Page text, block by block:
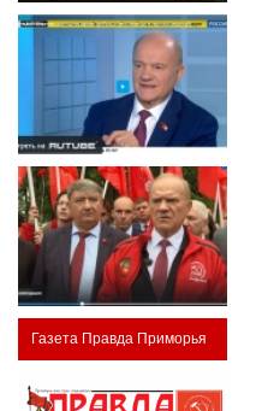
Газета Правда Приморья